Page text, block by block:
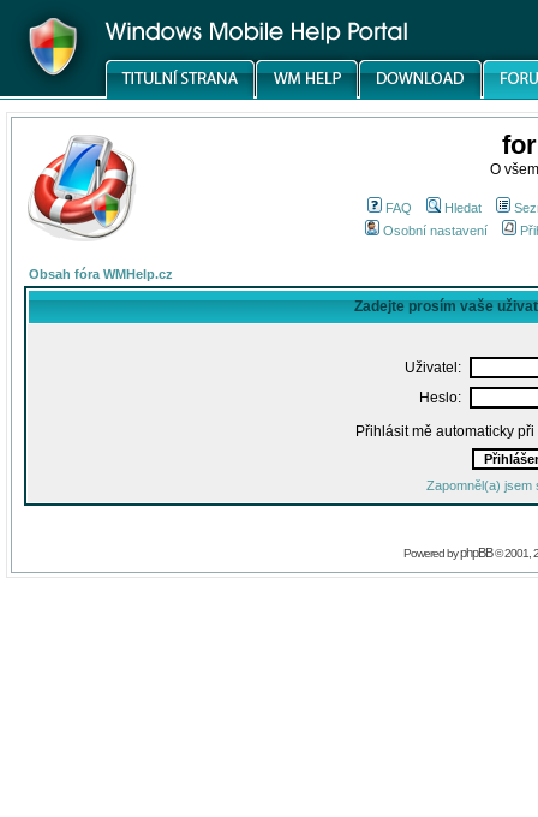
O
FAQ Hledat
Osobní nastavení
Obsah fóra WMHelp.cz
Zadejte prosím vaše
Uživatel:
Heslo:
Přihlásit mě automaticky
Zapomněl(a) jsem
Powered byphpBB© 2001,